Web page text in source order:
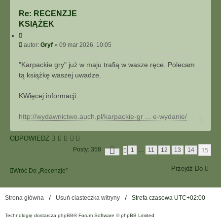
n
t
k
u
s
ę
G
y
f
Re: RECENZJE
KSIĄŻEK
y
j
P
s
autor: Gryf » 09 mar 2026, 10:05
"Karpackie gry" już w maju trafią w wasze ręce. Polecam
tą książkę waszej uwadze.
KWięcej informacji.
http://wydawnictwo.auch.pl/karpackie-gr ... e-wydanie/
g
r
ę
ODPOWIEDZ
Posty: 358
S
T
1
5
Z
5
P
O
N
1 … 11 12 13 14 15
Wróć Do „Recenzje” Przejdź Do
Strona główna Usuń ciasteczka witryny Strefa czasowa UTC+02:00
Technologię dostarcza phpBB® Forum Software © phpBB Limited